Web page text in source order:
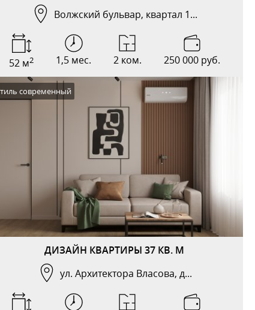
Волжский бульвар, квартал 1...
52 м2 1,5 мес. 2 ком. 250 000 руб.
ДИЗАЙН КВАРТИРЫ 37 КВ. М
ул. Архитектора Власова, д...
современный